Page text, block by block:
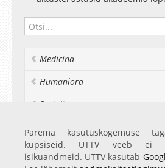
pidulikul koosviibimisel sai iga
võimaluse jagada oma
kursusekaaslastega. Lõpetajaid
õppejõud ning nooremate
töötajad ning tantsukunsti,
valguskujunduse ja
üliõpilased.
Medicina
Humaniora
Socialia
Realia et naturalia
Ülikoolist veel
Parema kasutuskogemuse
küpsiseid. UTTV veeb ei
isikuandmeid. UTTV kasutab